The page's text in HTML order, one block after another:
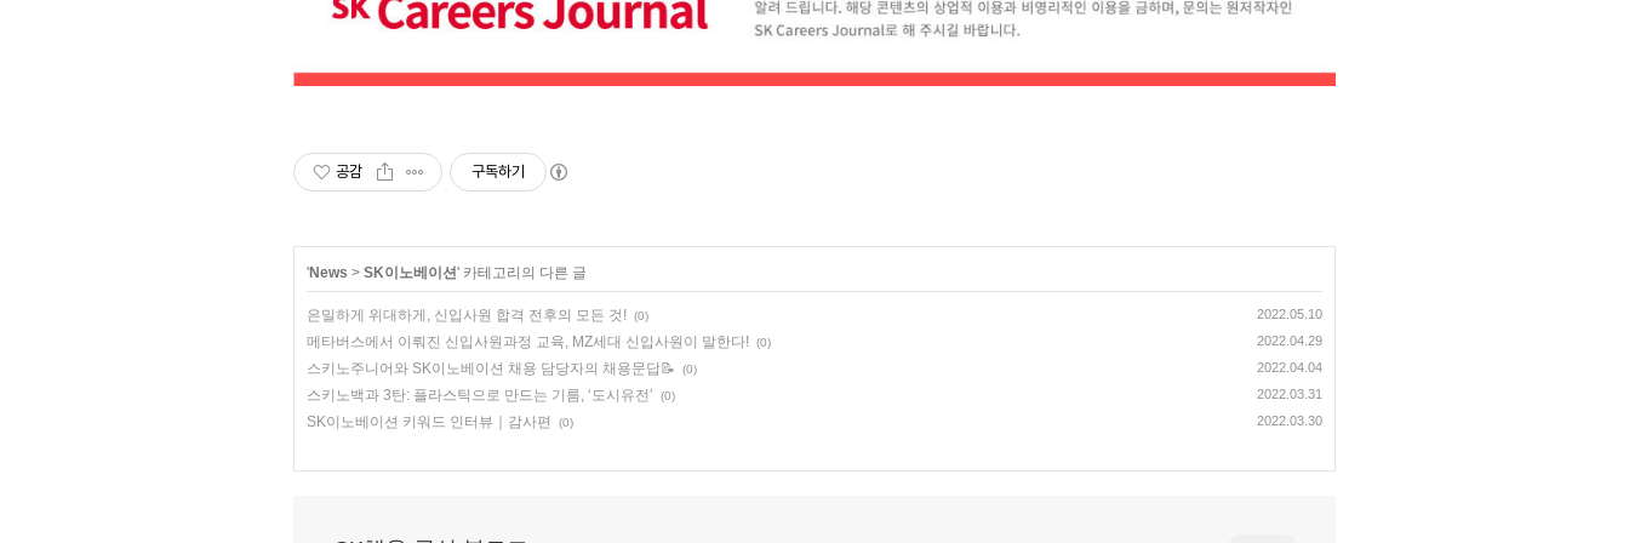
공감 구독하기
'News > SK이노베이션' 카테고리의 다른 글
은밀하게 위대하게, 신입사원 합격 전후의 모든 것! (0) 2022.05.10
메타버스에서 이뤄진 신입사원과정 교육, MZ세대 신입사원이 말한다! (0) 2022.04.29
스키노주니어와 SK이노베이션 채용 담당자의 채용문답📝 (0) 2022.04.04
스키노백과 3탄: 플라스틱으로 만드는 기름, ‘도시유전’ (0) 2022.03.31
SK이노베이션 키워드 인터뷰｜감사편 (0) 2022.03.30